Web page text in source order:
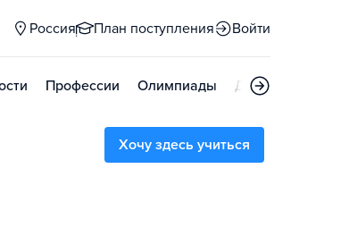
Россия План поступления Войти
Профессии Олимпиады Дни открытых
Хочу здесь учиться